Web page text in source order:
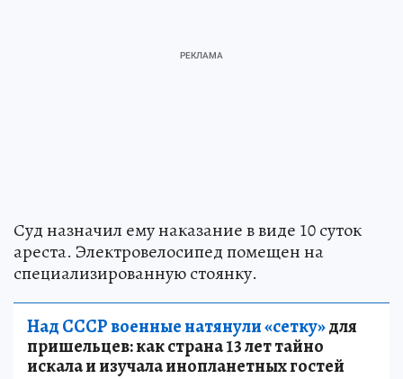
Суд назначил ему наказание в виде 10 суток
ареста. Электровелосипед помещен на
специализированную стоянку.
Над СССР военные натянули «сетку»для
пришельцев: как страна 13 лет тайно
искала и изучала инопланетных гостей